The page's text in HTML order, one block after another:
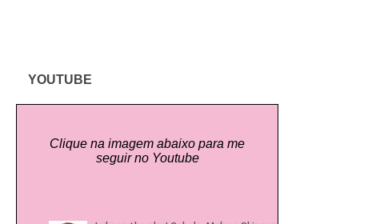
YOUTUBE
Clique na imagem abaixo para me
seguir no Youtube